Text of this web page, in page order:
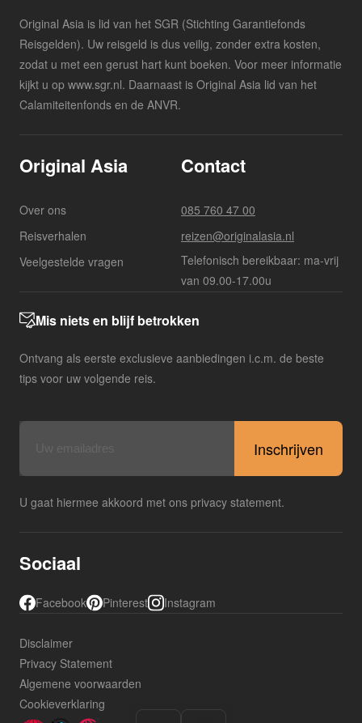
Original Asia is lid van het SGR (Stichting Garantiefonds
Reisgelden). Uw reisgeld is dus veilig, zonder extra kosten,
zodat u met een gerust hart kunt boeken. Voor meer informatie
kijkt u op www.sgr.nl. Daarnaast is Original Asia lid van het
Calamiteitenfonds en de ANVR.
Original Asia
Over ons
Reisverhalen
Veelgestelde vragen
Contact
085 760 47 00
reizen@originalasia.nl
Telefonisch bereikbaar: ma-vrij
van 09.00-17.00u
Mis niets en blijf betrokken
Ontvang als eerste exclusieve aanbiedingen i.c.m. de beste
tips voor uw volgende reis.
U gaat hiermee akkoord met ons privacy statement.
Sociaal
Facebook Pinterest Instagram
Disclaimer
Privacy Statement
Algemene voorwaarden
Cookieverklaring